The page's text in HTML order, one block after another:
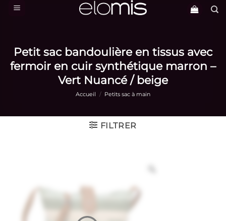
Passer
Petit sac bandoulière en tissus avec
fermoir en cuir synthétique marron –
Vert Nuancé / beige
Accueil / Petits sac à main
FILTRER